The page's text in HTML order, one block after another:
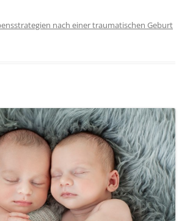
nach einer traumatischen Geburt